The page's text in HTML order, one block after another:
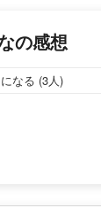
の感想
なる (3人)